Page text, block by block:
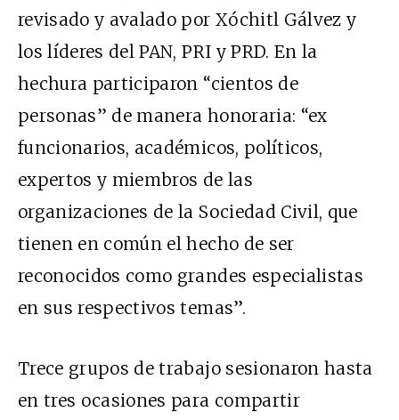
revisado y avalado por Xóchitl Gálvez y
los líderes del PAN, PRI y PRD. En la
hechura participaron “cientos de
personas” de manera honoraria: “ex
funcionarios, académicos, políticos,
expertos y miembros de las
organizaciones de la Sociedad Civil, que
tienen en común el hecho de ser
reconocidos como grandes especialistas
en sus respectivos temas”.
Trece grupos de trabajo sesionaron hasta
en tres ocasiones para compartir